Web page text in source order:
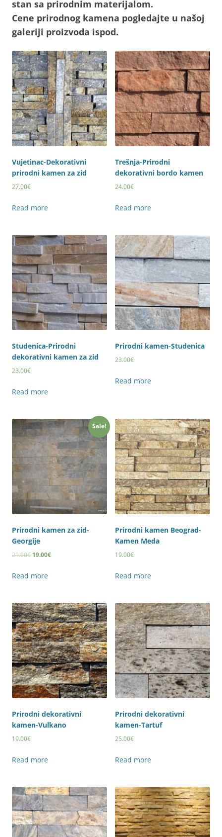
stan sa prirodnim materijalom.
Cene prirodnog kamena pogledajte u našoj
galeriji proizvoda ispod.
Vujetinac-Dekorativni
prirodni kamen za zid
27.00€
Read more
Trešnja-Prirodni
dekorativni bordo kamen
24.00€
Read more
Studenica-Prirodni
dekorativni kamen za zid
23.00€
Read more
Prirodni kamen-Studenica
23.00€
Read more
Sale!
Prirodni kamen za zid-
Georgije
21.00€ 19.00€
Read more
Prirodni kamen Beograd-
Kamen Meda
19.00€
Read more
Prirodni dekorativni
kamen-Vulkano
19.00€
Read more
Prirodni dekorativni
kamen-Tartuf
25.00€
Read more